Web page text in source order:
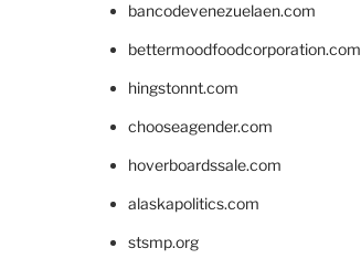
bancodevenezuelaen.com
bettermoodfoodcorporation.com
hingstonnt.com
chooseagender.com
hoverboardssale.com
alaskapolitics.com
stsmp.org